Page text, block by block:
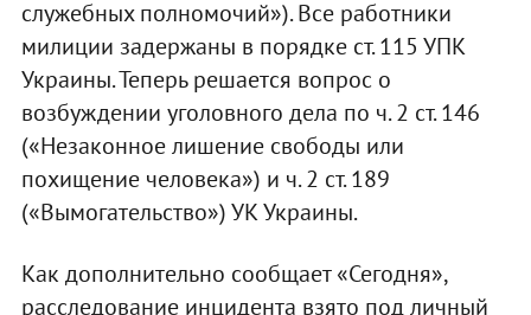
служебных полномочий»). Все работники
милиции задержаны в порядке ст. 115 УПК
Украины. Теперь решается вопрос о
возбуждении уголовного дела по ч. 2 ст. 146
(«Незаконное лишение свободы или
похищение человека») и ч. 2 ст. 189
(«Вымогательство») УК Украины.
Как дополнительно сообщает «Сегодня»,
расследование инцидента взято под личный